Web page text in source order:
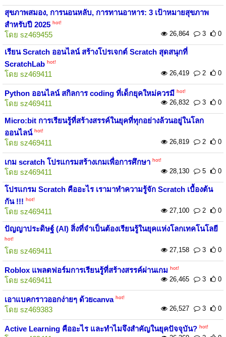
สุขภาพสมอง, การนอนหลับ, การทานอาหาร: 3 เป้าหมายสุขภาพ
สำหรับปี 2025 hot!
โดย sz469455 26,864 3 0
เรียน Scratch ออนไลน์ สร้างโปรเจกต์ Scratch สุดสนุกที่
ScratchLab hot!
โดย sz469411 26,419 2 0
Python ออนไลน์ สกิลการ coding ที่เด็กยุคใหม่ควรมี hot!
โดย sz469411 26,832 3 0
Micro:bit การเรียนรู้ที่สร้างสรรค์ในยุคที่ทุกอย่างล้วนอยู่ในโลก
ออนไลน์ hot!
โดย sz469411 26,819 2 0
เกม scratch โปรแกรมสร้างเกมเพื่อการศึกษา hot!
โดย sz469411 28,130 5 0
โปรแกรม Scratch คืออะไร เรามาทำความรู้จัก Scratch เบื้องต้น
กัน !!! hot!
โดย sz469411 27,100 2 0
ปัญญาประดิษฐ์ (AI) สิ่งที่จำเป็นต้องเรียนรู้ในยุคแห่งโลกเทคโนโลยี
hot!
โดย sz469411 27,158 3 0
Roblox แพลตฟอร์มการเรียนรู้ที่สร้างสรรค์ผ่านเกม hot!
โดย sz469411 26,465 3 0
เอาแบคกราวออกง่ายๆ ด้วยcanva hot!
โดย sz469383 26,527 3 0
Active Learning คืออะไร และทำไมจึงสำคัญในยุคปัจจุบัน? hot!